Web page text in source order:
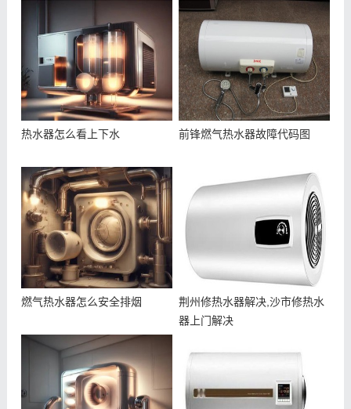
热水器怎么看上下水 前锋燃气热水器故障代码图
燃气热水器怎么安全排烟
荆州修热水器解决,沙市修热水
器上门解决